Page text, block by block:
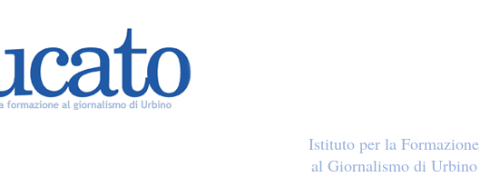
Istituto per la Formazione
al Giornalismo di Urbino